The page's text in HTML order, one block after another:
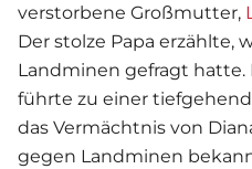
verstorbene Großmutter,
Der stolze Papa erzählte,
Landminen gefragt hatte.
führte zu einer
das Vermächtnis von
gegen Landminen